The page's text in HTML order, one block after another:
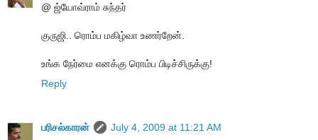
@ ஜ்யோவ்ராம் சுந்தர்
குருஜி.. ரொம்ப மகிழ்வா உணர்றேன்.
உங்க நேர்மை எனக்கு ரொம்ப பிடிச்சிருக்கு!
Reply
பரிசல்காரன்
July 4, 2009 at 11:21 AM